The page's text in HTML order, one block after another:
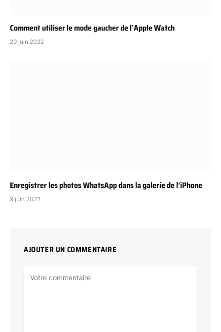
Comment utiliser le mode gaucher de l’Apple Watch
29 juin 2022
Enregistrer les photos WhatsApp dans la galerie de l’iPhone
9 juin 2022
AJOUTER UN COMMENTAIRE